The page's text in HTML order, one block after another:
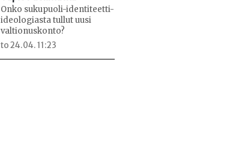
Onko sukupuoli-identiteetti-
ideologiasta tullut uusi
valtionuskonto?
to 24.04. 11:23